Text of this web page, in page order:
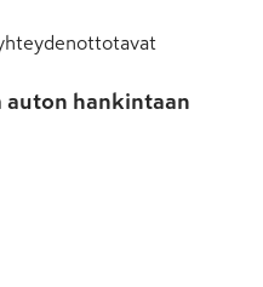
auton hankintaan